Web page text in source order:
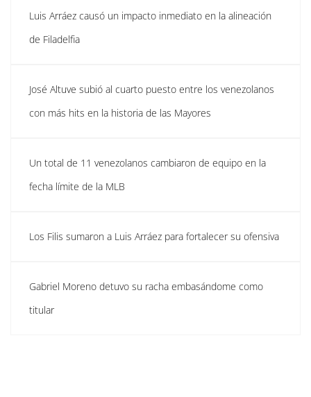
Luis Arráez causó un impacto inmediato en la alineación
de Filadelfia
José Altuve subió al cuarto puesto entre los venezolanos
con más hits en la historia de las Mayores
Un total de 11 venezolanos cambiaron de equipo en la
fecha límite de la MLB
Los Filis sumaron a Luis Arráez para fortalecer su ofensiva
Gabriel Moreno detuvo su racha embasándome como
titular